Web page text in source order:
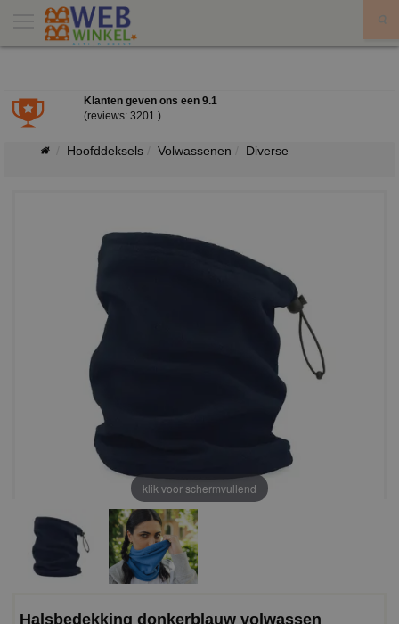
Klanten geven ons een 9.1
(reviews: 3201 )
Hoofddeksels Volwassenen Diverse
klik voor schermvullend
Halsbedekking donkerblauw volwassen